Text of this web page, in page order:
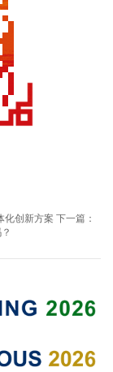
化创新方案 下一篇：